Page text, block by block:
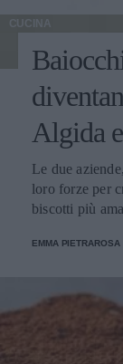
CUCINA
Algida
Le due
loro forze per
biscotti più
EMMA PIETRAROSA